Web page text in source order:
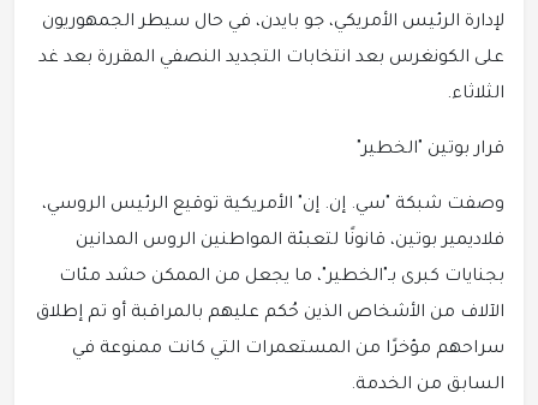
لإدارة الرئيس الأمريكي، جو بايدن، في حال سيطر الجمهوريون
على الكونغرس بعد انتخابات التجديد النصفي المقررة بعد غد
الثلاثاء.
قرار بوتين "الخطير"
وصفت شبكة "سي. إن. إن" الأمريكية توقيع الرئيس الروسي،
فلاديمير بوتين، قانونًا لتعبئة المواطنين الروس المدانين
بجنايات كبرى بـ"الخطير"، ما يجعل من الممكن حشد مئات
الآلاف من الأشخاص الذين حُكم عليهم بالمراقبة أو تم إطلاق
سراحهم مؤخرًا من المستعمرات التي كانت ممنوعة في
السابق من الخدمة.